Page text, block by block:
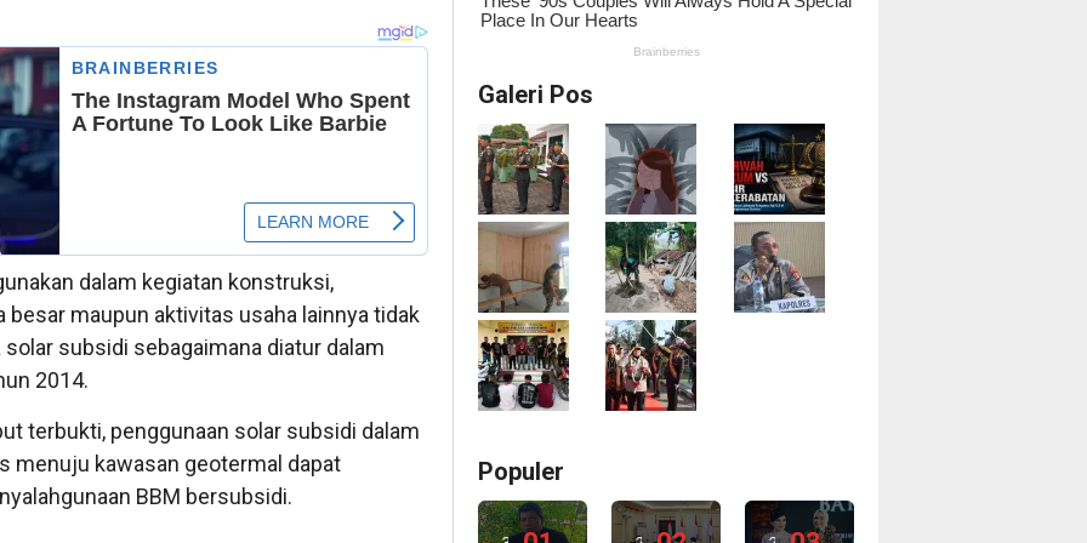
dalam kegiatan konstruksi,
besar maupun aktivitas usaha lainnya tidak
subsidi sebagaimana diatur dalam
2014.
terbukti, penggunaan solar subsidi dalam
menuju kawasan geotermal dapat
BBM bersubsidi.
Galeri Pos
Populer